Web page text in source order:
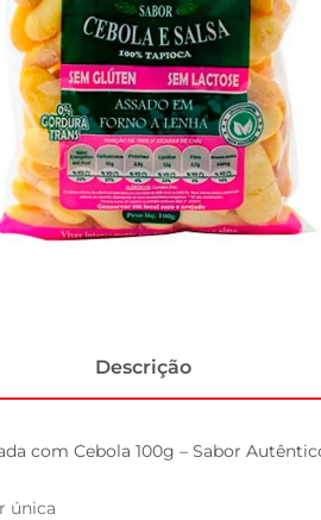
Descrição
com Cebola 100g – Sabor
única